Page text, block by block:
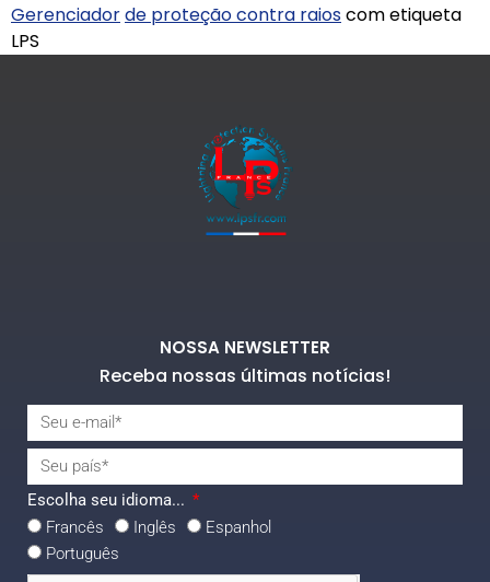
Gerenciadorde proteção contra raioscom etiqueta
LPS
NOSSA NEWSLETTER
Receba nossas últimas notícias!
Escolha seu idioma...
Francês
Inglês
Espanhol
Português